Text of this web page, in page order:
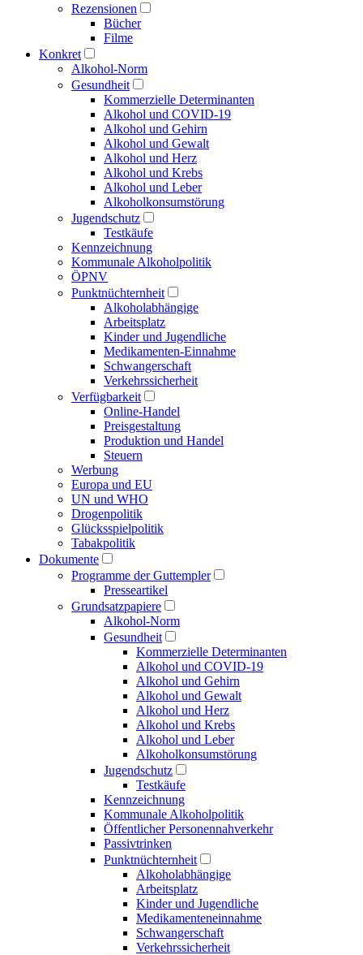
Rezensionen
Bücher
Filme
Konkret
Alkohol-Norm
Gesundheit
Kommerzielle Determinanten
Alkohol und COVID-19
Alkohol und Gehirn
Alkohol und Gewalt
Alkohol und Herz
Alkohol und Krebs
Alkohol und Leber
Alkoholkonsumstörung
Jugendschutz
Testkäufe
Kennzeichnung
Kommunale Alkoholpolitik
ÖPNV
Punktnüchternheit
Alkoholabhängige
Arbeitsplatz
Kinder und Jugendliche
Medikamenten-Einnahme
Schwangerschaft
Verkehrssicherheit
Verfügbarkeit
Online-Handel
Preisgestaltung
Produktion und Handel
Steuern
Werbung
Europa und EU
UN und WHO
Drogenpolitik
Glücksspielpolitik
Tabakpolitik
Dokumente
Programme der Guttempler
Presse­artikel
Grundsatzpapiere
Alkohol-Norm
Gesundheit
Kommerzielle Determinanten
Alkohol und COVID-19
Alkohol und Gehirn
Alkohol und Gewalt
Alkohol und Herz
Alkohol und Krebs
Alkohol und Leber
Alkoholkonsumstörung
Jugendschutz
Testkäufe
Kennzeichnung
Kommunale Alkoholpolitik
Öffentlicher Personen­nahverkehr
Passivtrinken
Punkt­nüchternheit
Alkohol­abhängige
Arbeitsplatz
Kinder und Jugendliche
Medikamenten­einnahme
Schwangerschaft
Verkehrs­sicherheit